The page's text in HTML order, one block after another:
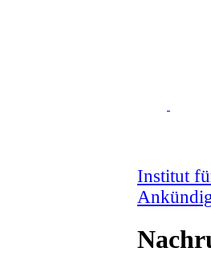
Institut